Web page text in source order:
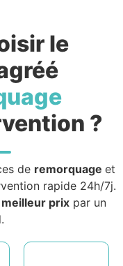
le
?
de remorquage et
rapide 24h/7j.
meilleur prixpar un